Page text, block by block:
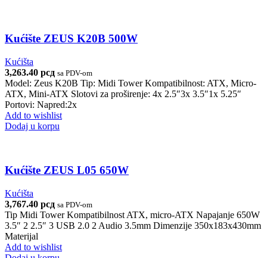
Kućište ZEUS K20B 500W
Kućišta
3,263.40 рсд sa PDV-om
Model: Zeus K20B Tip: Midi Tower Kompatibilnost: ATX, Micro-
ATX, Mini-ATX Slotovi za proširenje: 4x 2.5″3x 3.5″1x 5.25″
Portovi: Napred:2x
Add to wishlist
Dodaj u korpu
Kućište ZEUS L05 650W
Kućišta
3,767.40 рсд sa PDV-om
Tip Midi Tower Kompatibilnost ATX, micro-ATX Napajanje 650W
3.5″ 2 2.5″ 3 USB 2.0 2 Audio 3.5mm Dimenzije 350x183x430mm
Materijal
Add to wishlist